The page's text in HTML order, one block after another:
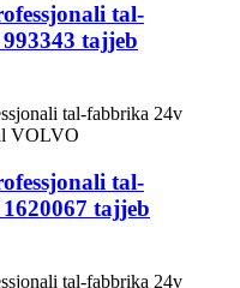
tal-
tajjeb
tal-
tajjeb